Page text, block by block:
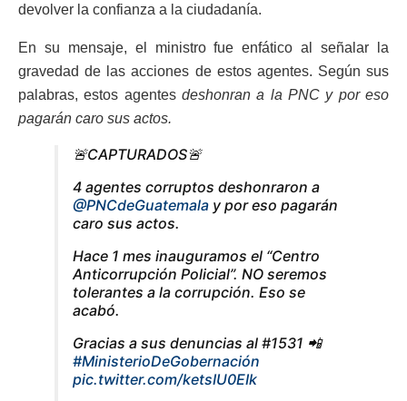
devolver la confianza a la ciudadanía.
En su mensaje, el ministro fue enfático al señalar la
gravedad de las acciones de estos agentes. Según sus
palabras, estos agentes deshonran a la PNC y por eso
pagarán caro sus actos.
🚨CAPTURADOS🚨
4 agentes corruptos deshonraron a
@PNCdeGuatemala y por eso pagarán
caro sus actos.
Hace 1 mes inauguramos el “Centro
Anticorrupción Policial”. NO seremos
tolerantes a la corrupción. Eso se
acabó.
Gracias a sus denuncias al #1531 📲
#MinisterioDeGobernación
pic.twitter.com/ketsIU0EIk